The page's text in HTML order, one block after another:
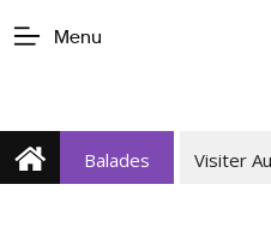
Menu
Balades Visiter